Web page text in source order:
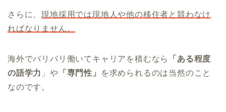
さらに、現地採用では現地人や他の移住者と競わなけ
ればなりません。
海外でバリバリ働いてキャリアを積むなら
「ある程度
の語学力 」や 「専門性」
を求められるのは当然のこと
なのです。